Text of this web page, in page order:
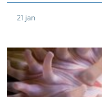
21 jan